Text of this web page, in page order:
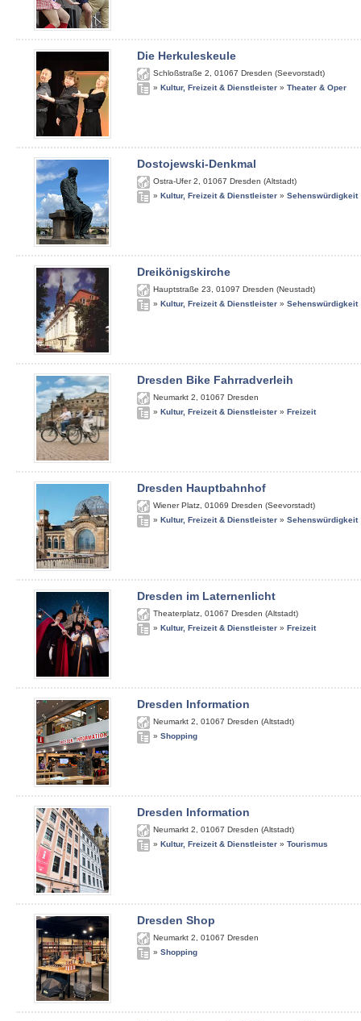
Die Herkuleskeule
Schloßstraße 2 01067 Dresden (Seevorstadt)
» Kultur, Freizeit & Dienstleister » Theater & Oper
Dostojewski-Denkmal
Ostra-Ufer 2 01067 Dresden (Altstadt)
» Kultur, Freizeit & Dienstleister » Sehenswürdigkeit
Dreikönigskirche
Hauptstraße 23 01097 Dresden (Neustadt)
» Kultur, Freizeit & Dienstleister » Sehenswürdigkeit
Dresden Bike Fahrradverleih
Neumarkt 2 01067 Dresden
» Kultur, Freizeit & Dienstleister » Freizeit
Dresden Hauptbahnhof
Wiener Platz 01069 Dresden (Seevorstadt)
» Kultur, Freizeit & Dienstleister » Sehenswürdigkeit
Dresden im Laternenlicht
Theaterplatz 01067 Dresden (Altstadt)
» Kultur, Freizeit & Dienstleister » Freizeit
Dresden Information
Neumarkt 2 01067 Dresden (Altstadt)
» Shopping
Dresden Information
Neumarkt 2 01067 Dresden (Altstadt)
» Kultur, Freizeit & Dienstleister » Tourismus
Dresden Shop
Neumarkt 2 01067 Dresden
» Shopping